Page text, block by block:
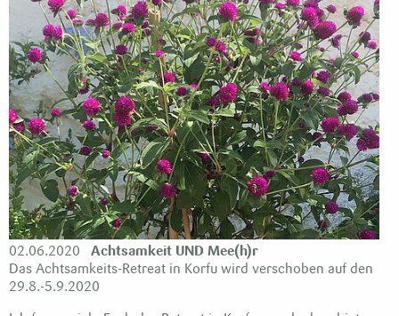
02.06.2020
Achtsamkeit UND Mee(h)r
Das Achtsamkeits-Retreat in Korfu wird verschoben auf den
29.8.-5.9.2020